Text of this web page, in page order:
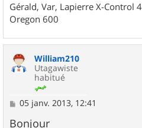
Gérald, Var, Lapierre X-Control
Oregon 600
William210
Utagawiste
habitué
M
s
05 janv. 2013, 12:41
Bonjour